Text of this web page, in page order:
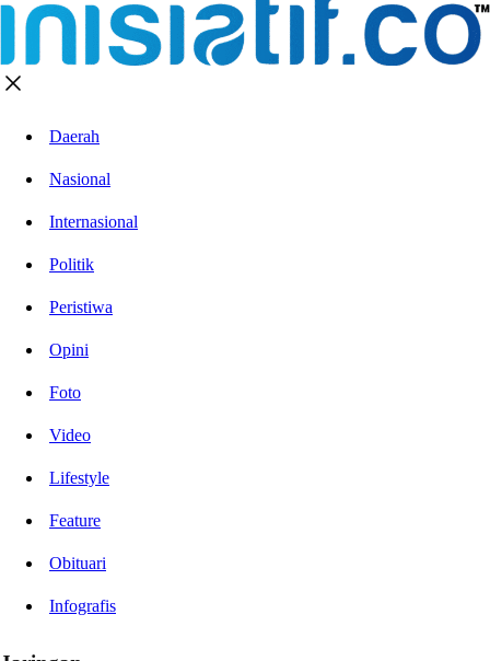
Daerah
Nasional
Internasional
Politik
Peristiwa
Opini
Foto
Video
Lifestyle
Feature
Obituari
Infografis